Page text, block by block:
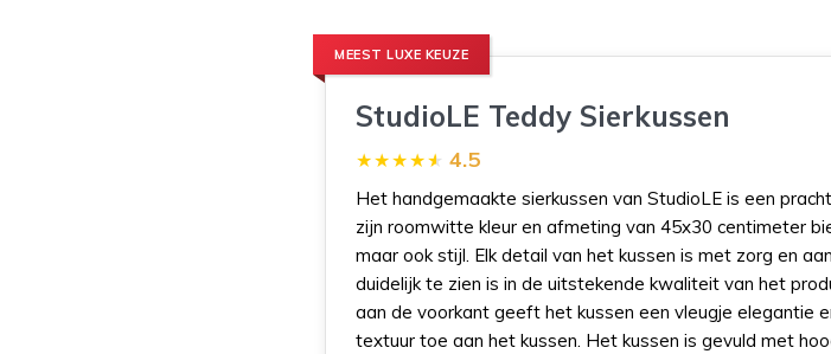
MEEST LUXE KEUZE
StudioLE Teddy Sierkussen
4.5
Het handgemaakte sierkussen van StudioLE is een
zijn roomwitte kleur en afmeting van 45x30 centimeter
maar ook stijl. Elk detail van het kussen is met zorg en
duidelijk te zien is in de uitstekende kwaliteit van het
aan de voorkant geeft het kussen een vleugje elegantie
textuur toe aan het kussen. Het kussen is gevuld met